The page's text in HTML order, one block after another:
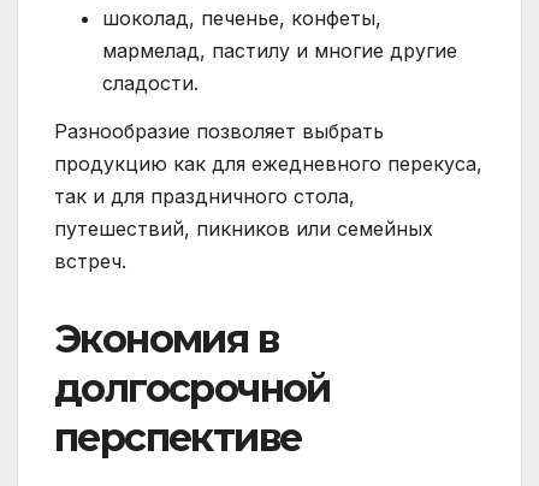
шоколад, печенье, конфеты,
мармелад, пастилу и многие другие
сладости.
Разнообразие позволяет выбрать
продукцию как для ежедневного перекуса,
так и для праздничного стола,
путешествий, пикников или семейных
встреч.
Экономия в
долгосрочной
перспективе